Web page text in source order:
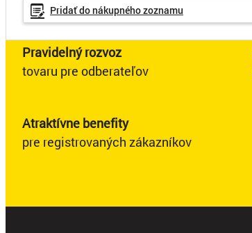
Pridať donákupnéhozoznamu
Pravidelný rozvoz
tovaru pre odberateľov
Atraktívne benefity
pre registrovaných zákazníkov